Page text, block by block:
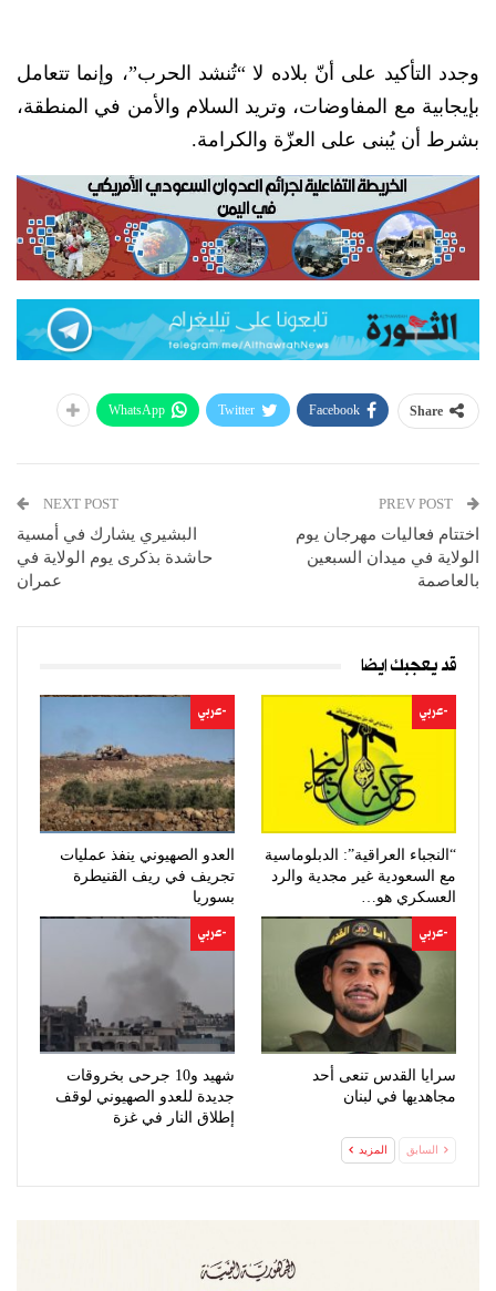
وجدد التأكيد على أنّ بلاده لا “تُنشد الحرب”، وإنما تتعامل
بإيجابية مع المفاوضات، وتريد السلام والأمن في المنطقة،
بشرط أن يُبنى على العزّة والكرامة.
Share
Facebook
Twitter
WhatsApp
اختتام فعاليات مهرجان يوم
الولاية في ميدان السبعين
بالعاصمة
NEXT POST
البشيري يشارك في أمسية
حاشدة بذكرى يوم الولاية في
عمران
قد يعجبك ايضا
-عربي
“النجباء العراقية”: الدبلوماسية
مع السعودية غير مجدية والرد
العسكري هو…
-عربي
العدو الصهيوني ينفذ عمليات
تجريف في ريف القنيطرة
بسوريا
-عربي
سرايا القدس تنعى أحد
مجاهديها في لبنان
-عربي
شهيد و10 جرحى بخروقات
جديدة للعدو الصهيوني لوقف
إطلاق النار في غزة
السابق المزيد